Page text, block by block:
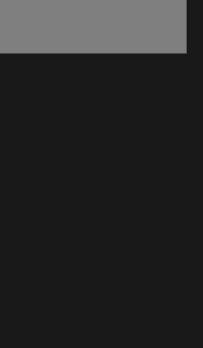
nueva ventana)
ventana)